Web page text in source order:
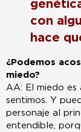
con
hace
¿Podemos
miedo?
AA: El miedo
sentimos. Y
personaje al
entendible,